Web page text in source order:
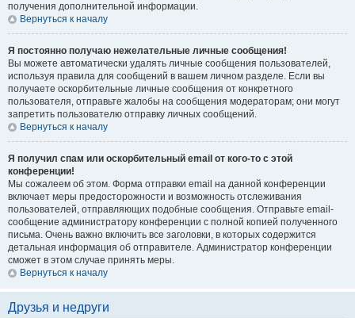
получения дополнительной информации.
Вернуться к началу
Я постоянно получаю нежелательные личные сообщения!
Вы можете автоматически удалять личные сообщения пользователей,
используя правила для сообщений в вашем личном разделе. Если вы
получаете оскорбительные личные сообщения от конкретного
пользователя, отправьте жалобы на сообщения модераторам; они могут
запретить пользователю отправку личных сообщений.
Вернуться к началу
Я получил спам или оскорбительный email от кого-то с этой
конференции!
Мы сожалеем об этом. Форма отправки email на данной конференции
включает меры предосторожности и возможность отслеживания
пользователей, отправляющих подобные сообщения. Отправьте email-
сообщение администратору конференции с полной копией полученного
письма. Очень важно включить все заголовки, в которых содержится
детальная информация об отправителе. Администратор конференции
сможет в этом случае принять меры.
Вернуться к началу
Друзья и недруги